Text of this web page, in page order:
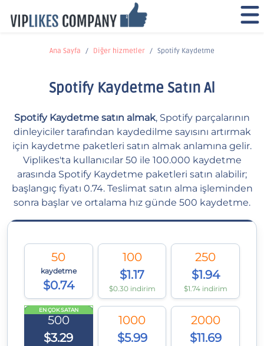
Ana Sayfa Diğer hizmetler Spotify Kaydetme
Spotify Kaydetme Satın Al
Spotify Kaydetme satın almak, Spotify parçalarının
dinleyiciler tarafından kaydedilme sayısını artırmak
için kaydetme paketleri satın almak anlamına gelir.
Viplikes'ta kullanıcılar 50 ile 100.000 kaydetme
arasında Spotify Kaydetme paketleri satın alabilir;
başlangıç fiyatı 0.74. Teslimat satın alma işleminden
sonra başlar ve ortalama hız günde 500 kaydetme.
50
kaydetme
$0.74
100
$1.17
$0.30 indirim
250
$1.94
$1.74 indirim
EN ÇOK SATAN
500
$3.29
1000
$5.99
2000
$11.69